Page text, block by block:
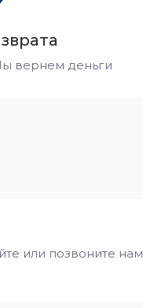
вернем деньги
или позвоните нам